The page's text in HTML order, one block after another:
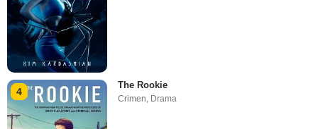
4
The Rookie
Crimen Drama